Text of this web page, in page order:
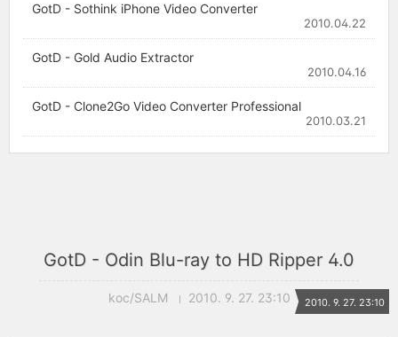
GotD - Sothink iPhone Video Converter
2010.04.22
GotD - Gold Audio Extractor
2010.04.16
GotD - Clone2Go Video Converter Professional
2010.03.21
GotD - Odin Blu-ray to HD Ripper 4.0
koc/SALM 2010. 9. 27. 23:10 2010. 9. 27. 23:10